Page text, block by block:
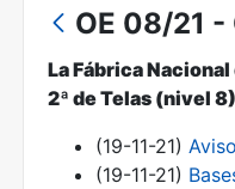
Mostrar/Ocultar
OE 08/21 -
La Fábrica
2ª de Telas (nivel
(19-11-21)
(19-11-21)